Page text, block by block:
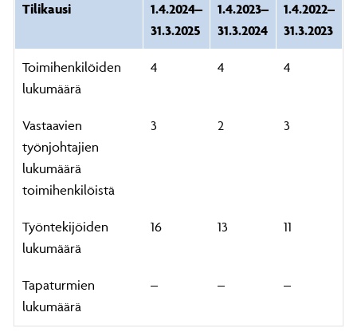
Tilikausi
1.4.2024–
31.3.2025
1.4.2023–
31.3.2024
1.4.2022–
31.3.2023
Toimihenkilöiden
lukumäärä
4 4 4
Vastaavien
työnjohtajien
lukumäärä
toimihenkilöistä
3 2 3
Työntekijöiden
lukumäärä
16 13 11
Tapaturmien
lukumäärä
– – –